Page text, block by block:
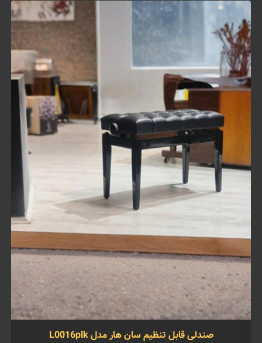
صندلی قابل تنظیم سان هار مدل L0016plk